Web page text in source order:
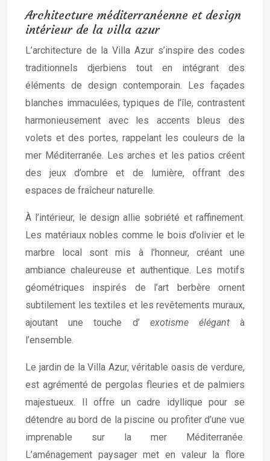
Architecture méditerranéenne et design
intérieur de la villa azur
L’architecture de la Villa Azur s’inspire des codes
traditionnels djerbiens tout en intégrant des
éléments de design contemporain. Les façades
blanches immaculées, typiques de l’île, contrastent
harmonieusement avec les accents bleus des
volets et des portes, rappelant les couleurs de la
mer Méditerranée. Les arches et les patios créent
des jeux d’ombre et de lumière, offrant des
espaces de fraîcheur naturelle.
À l’intérieur, le design allie sobriété et raffinement.
Les matériaux nobles comme le bois d’olivier et le
marbre local sont mis à l’honneur, créant une
ambiance chaleureuse et authentique. Les motifs
géométriques inspirés de l’art berbère ornent
subtilement les textiles et les revêtements muraux,
ajoutant une touche d’ exotisme élégantà
l’ensemble.
Le jardin de la Villa Azur, véritable oasis de verdure,
est agrémenté de pergolas fleuries et de palmiers
majestueux. Il offre un cadre idyllique pour se
détendre au bord de la piscine ou profiter d’une vue
imprenable sur la mer Méditerranée.
L’aménagement paysager met en valeur la flore